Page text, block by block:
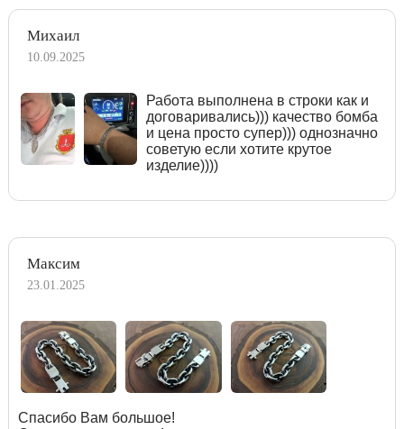
Михаил
10.09.2025
Работа выполнена в строки как и
договаривались))) качество бомба
и цена просто супер))) однозначно
советую если хотите крутое
изделие))))
Максим
23.01.2025
Спасибо Вам большое!